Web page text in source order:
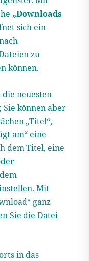
„Downloads
sich ein
zu
können.
neuesten
können aber
„Titel“,
am“ eine
dem Titel, eine
Mit
ganz
Sie die Datei
in das